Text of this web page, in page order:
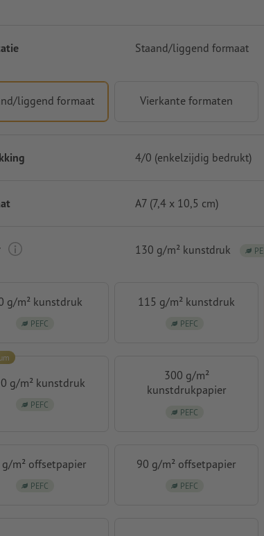
Staand/liggend formaat
liggend formaat Vierkante formaten
4/0 (enkelzijdig bedrukt)
A7 (7,4 x 10,5 cm)
130 g/m² kunstdruk
g/m² kunstdruk
PEFC
115 g/m² kunstdruk
PEFC
g/m² kunstdruk
PEFC
300 g/m²
kunstdrukpapier
PEFC
m² offsetpapier
PEFC
90 g/m² offsetpapier
PEFC